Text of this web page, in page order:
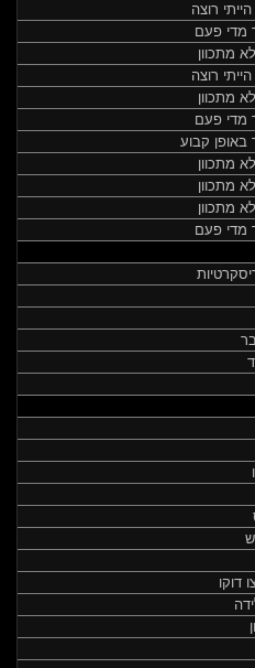
רוצה
מדי פעם
מתכוון
רוצה
מתכוון
מדי פעם
באופן קבוע
מתכוון
מתכוון
מתכוון
מדי פעם